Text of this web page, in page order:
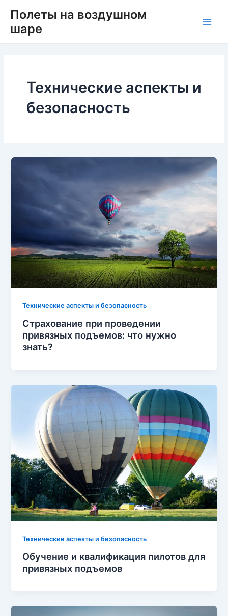
содержимому
Полеты на воздушном
шаре
Технические аспекты и
безопасность
Технические аспекты и безопасность
Страхование при проведении
привязных подъемов: что нужно
знать?
Технические аспекты и безопасность
Обучение и квалификация пилотов для
привязных подъемов